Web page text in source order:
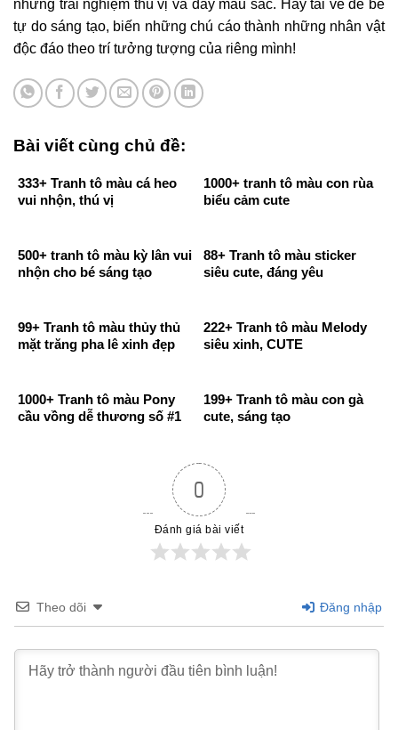
những trải nghiệm thú vị và đầy màu sắc. Hãy tải về để bé
tự do sáng tạo, biến những chú cáo thành những nhân vật
độc đáo theo trí tưởng tượng của riêng mình!
Bài viết cùng chủ đề:
333+ Tranh tô màu cá heo
vui nhộn, thú vị
1000+ tranh tô màu con rùa
biểu cảm cute
500+ tranh tô màu kỳ lân vui
nhộn cho bé sáng tạo
88+ Tranh tô màu sticker
siêu cute, đáng yêu
99+ Tranh tô màu thủy thủ
mặt trăng pha lê xinh đẹp
222+ Tranh tô màu Melody
siêu xinh, CUTE
1000+ Tranh tô màu Pony
cầu vồng dễ thương số #1
199+ Tranh tô màu con gà
cute, sáng tạo
0
Đánh giá bài viết
Theo dõi Đăng nhập